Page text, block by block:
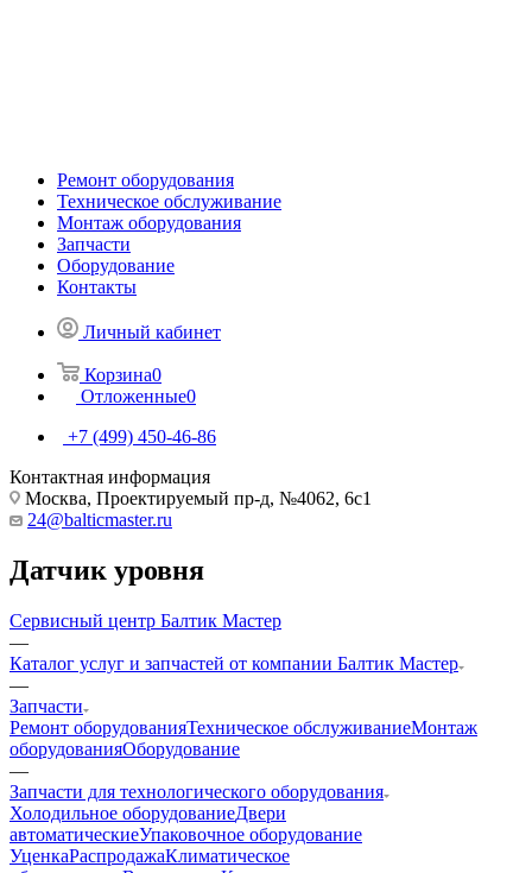
Ремонт оборудования
Техническое обслуживание
Монтаж оборудования
Запчасти
Оборудование
Контакты
Личный кабинет
Корзина0
Отложенные0
+7 (499) 450-46-86
Контактная информация
Москва, Проектируемый пр-д, №4062, 6с1
24@balticmaster.ru
Датчик уровня
Сервисный центр Балтик Мастер
—
Каталог услуг и запчастей от компании Балтик Мастер
—
Запчасти
Ремонт оборудованияТехническое обслуживаниеМонтаж
оборудованияОборудование
—
Запчасти для технологического оборудования
Холодильное оборудованиеДвери
автоматическиеУпаковочное оборудование
УценкаРаспродажаКлиматическое